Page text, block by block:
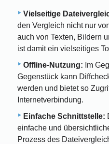
Vielseitige
den Vergleich nicht nur
auch von Texten, Bildern
ist damit ein vielseitiges
Offline-Nutzung: Im
Gegenstück kann
werden und bietet so
Internetverbindung.
Einfache Schnittstelle:
einfache und
Prozess des